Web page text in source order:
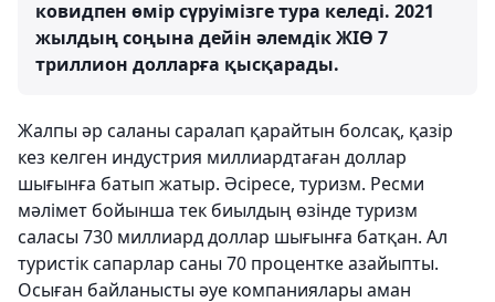
ковидпен өмір сүруімізге тура келеді. 2021
жылдың соңына дейін әлемдік ЖІӨ 7
триллион долларға қысқарады.
Жалпы әр саланы саралап қарайтын болсақ, қазір
кез келген индустрия миллиардтаған доллар
шығынға батып жатыр. Әсіресе, туризм. Ресми
мәлімет бойынша тек биылдың өзінде туризм
саласы 730 миллиард доллар шығынға батқан. Ал
туристік сапарлар саны 70 процентке азайыпты.
Осыған байланысты әуе компаниялары аман